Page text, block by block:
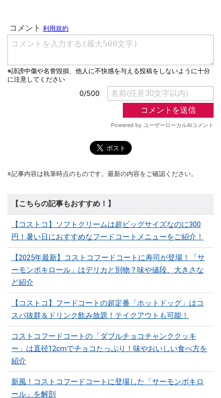
※記事内容は執筆時点のものです。最新の内容をご確認ください。
【こちらの記事もおすすめ！】
【コストコ】ソフトクリームは超ビッグサイズなのに300
円！暑い日におすすめなフードコートメニューをご紹介！
【2025年最新】コストコフードコートに寿司が登場！「サ
ーモンポキロール」はデリカと別物？味や値段、大きさな
ど紹介
【コストコ】フードコートの超定番「ホットドッグ」はコ
スパ抜群＆ドリンク飲み放題！テイクアウトも可能！
コストコフードコートの「ダブルチョコチャンククッキ
ー」は直径12cmでチョコたっぷり！味やおいしい食べ方を
紹介
新風！コストコフードコートに登場した「サーモンポキロ
ール」を解剖